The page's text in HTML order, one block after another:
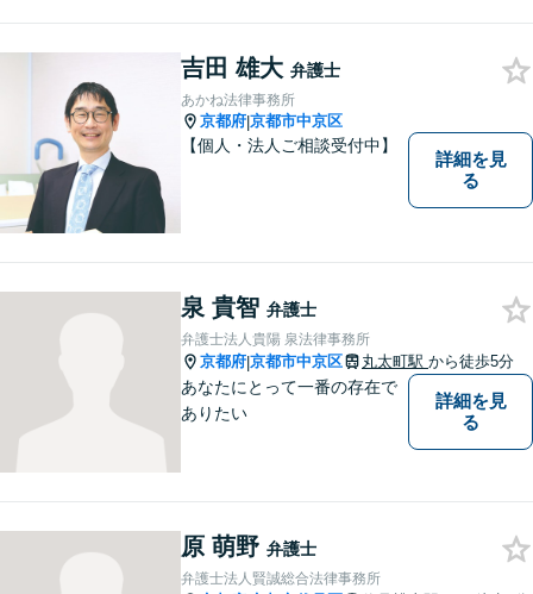
吉田 雄大 弁護士
あかね法律事務所
京都府|京都市中京区
【個人・法人ご相談受付中】
詳細を見
る
泉 貴智 弁護士
弁護士法人貴陽 泉法律事務所
京都府|京都市中京区 丸太町駅 から徒歩5分
あなたにとって一番の存在で
ありたい
詳細を見
る
原 萌野 弁護士
弁護士法人賢誠総合法律事務所